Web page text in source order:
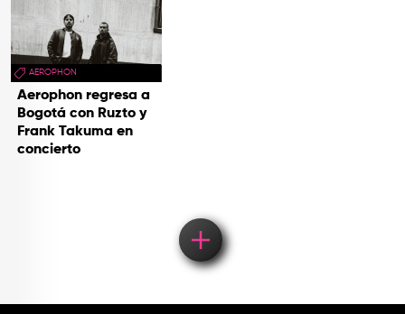
AEROPHON
Aerophon regresa a
Bogotá con Ruzto y
Frank Takuma en
concierto